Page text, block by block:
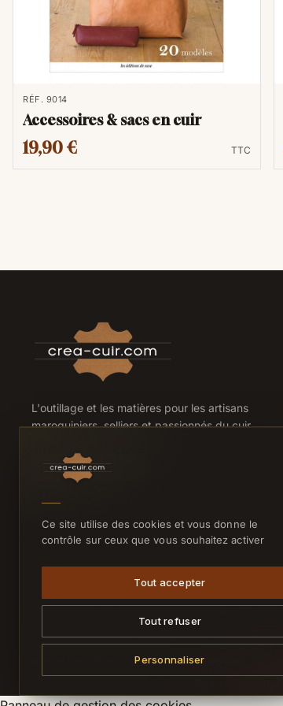
RÉF. 9014
Accessoires & sacs en cuir
19,90 € TTC
L'outillage et les matières pour les artisans
maroquiniers, selliers et passionnés du cuir.
© 2026 Crea-Cuir.com — Tous droits réservés.
Ce site utilise des cookies et vous donne le
contrôle sur ceux que vous souhaitez activer
Tout accepter
Tout refuser
Personnaliser